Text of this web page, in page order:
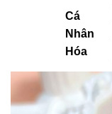
Cá
Nhân
Hóa